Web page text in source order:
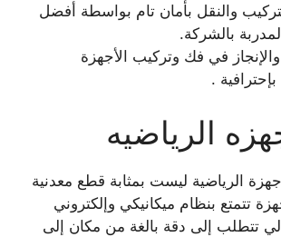
والنقل بأمان تام بواسطة أفضل
بالشركة.
في فك وتركيب الأجهزة
بإحترافية .
الرياضيه
الرياضية ليست بمثابة قطع معدنية
تتمتع بنظام ميكانيكي وإلكتروني
تتطلب إلى دقة بالغة من مكان إلى